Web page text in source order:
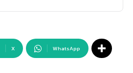
X WhatsApp